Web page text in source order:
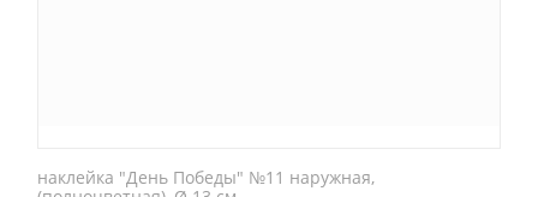
наклейка "День Победы" №11 наружная,